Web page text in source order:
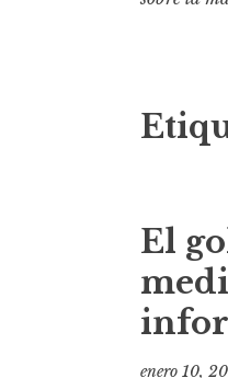
o
n
n
El
enero 10,